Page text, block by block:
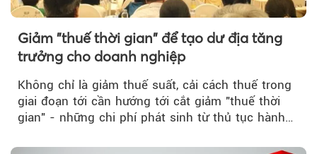
Giảm "thuế thời gian" để tạo dư địa tăng
trưởng cho doanh nghiệp
Không chỉ là giảm thuế suất, cải cách thuế trong
giai đoạn tới cần hướng tới cắt giảm "thuế thời
gian" - những chi phí phát sinh từ thủ tục hành